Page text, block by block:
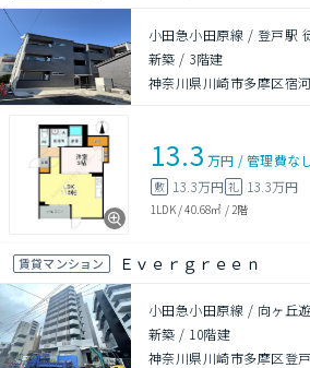
小田急小田原線 / 登戸駅
新築 / 3階建
神奈川県川崎市多摩区宿
13.3 万円 /管理費な
敷 13.3万円 礼 13.3万円
1LDK/40.68㎡ / 2階
賃貸マンション Ｅｖｅｒｇｒｅｅｎ
小田急小田原線 / 向ヶ丘
新築 / 10階建
神奈川県川崎市多摩区登戸